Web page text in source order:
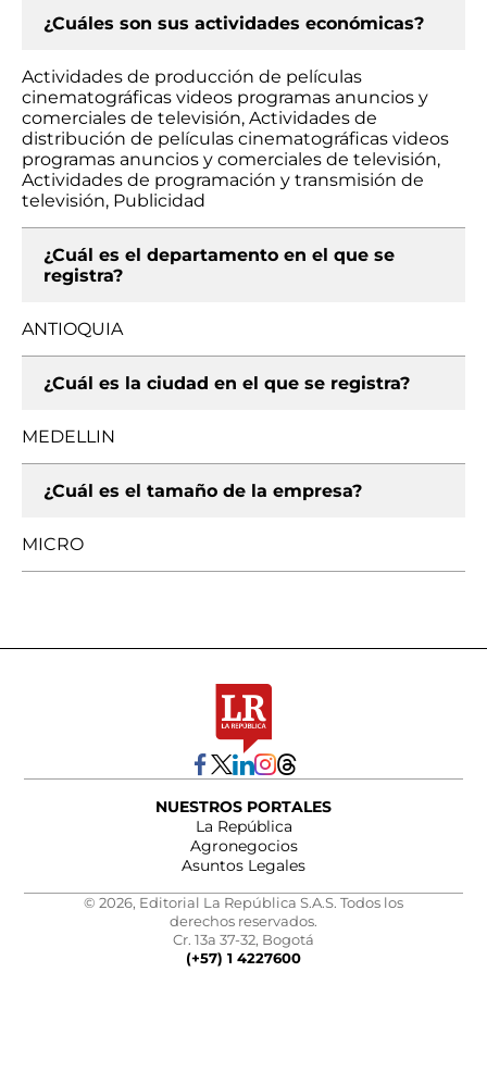
¿Cuáles son sus actividades económicas?
Actividades de producción de películas
cinematográficas videos programas anuncios y
comerciales de televisión, Actividades de
distribución de películas cinematográficas videos
programas anuncios y comerciales de televisión,
Actividades de programación y transmisión de
televisión, Publicidad
¿Cuál es el departamento en el que se
registra?
ANTIOQUIA
¿Cuál es la ciudad en el que se registra?
MEDELLIN
¿Cuál es el tamaño de la empresa?
MICRO
NUESTROS PORTALES
La República
Agronegocios
Asuntos Legales
© 2026, Editorial La República S.A.S. Todos los
derechos reservados.
Cr. 13a 37-32, Bogotá
(+57) 1 4227600